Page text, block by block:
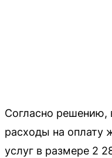
Согласно решению,
расходы на
услуг в размере 2